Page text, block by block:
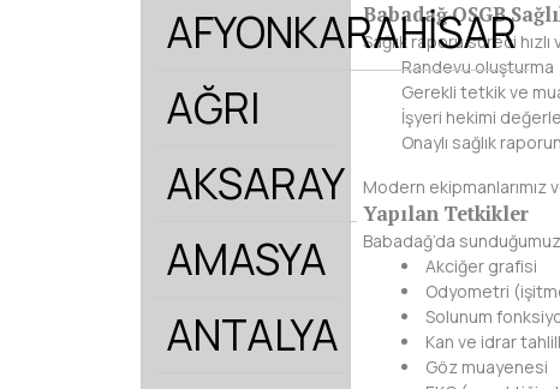
AFYONKARAHİSAR
AĞRI
AKSARAY
AMASYA
ANTALYA
Babadağ OSGB
Sağlık raporu süreci
Randevu oluşturma
Gerekli tetkik ve
İşyeri hekimi
Onaylı sağlık
Modern
Yapılan Tetkikler
Babadağ’da
Akciğer grafisi
Odyometri
Solunum
Kan ve idrar
Göz muayenesi